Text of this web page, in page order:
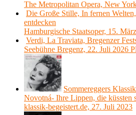
The Metropolitan Opera, New
Die Große Stille, In fernen
entdecken
Hamburgische Staatsoper, 15.
Verdi, La Traviata, Bregenzer
Seebühne Bregenz, 22. Juli 2026
Sommereggers
Novotná- Ihre Lippen, die küssten
klassik-begeistert.de, 27. Juli 2023